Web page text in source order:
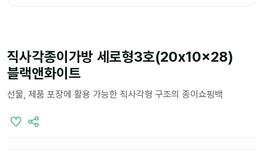
직사각종이가방 세로형3호(20x10x28)
블랙앤화이트
선물, 제품 포장에 활용 가능한 직사각형 구조의 종이쇼핑백